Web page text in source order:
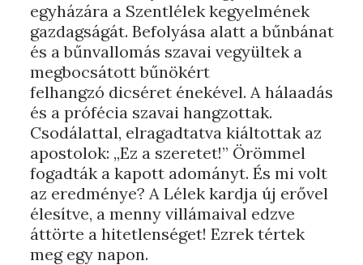
egyházára a Szentlélek kegyelmének
gazdagságát. Befolyása alatt a bűnbánat
és a bűnvallomás szavai vegyültek a
megbocsátott bűnökért
felhangzó dicséret énekével. A hálaadás
és a prófécia szavai hangzottak.
Csodálattal, elragadtatva kiáltottak az
apostolok: „Ez a szeretet!” Örömmel
fogadták a kapott adományt. És mi volt
az eredménye? A Lélek kardja új erővel
élesítve, a menny villámaival edzve
áttörte a hitetlenséget! Ezrek tértek
meg egy napon.